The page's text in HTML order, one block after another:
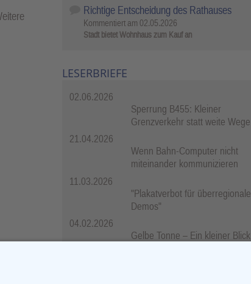
Richtige Entscheidung des Rathauses
Kommentiert am 02.05.2026
Stadt bietet Wohnhaus zum Kauf an
LESERBRIEFE
02.06.2026
Sperrung B455: Kleiner
Grenzverkehr statt weite Wege
21.04.2026
Wenn Bahn-Computer nicht
miteinander kommunizieren
11.03.2026
"Plakatverbot für überregionale
Demos"
04.02.2026
Gelbe Tonne – Ein kleiner Blick